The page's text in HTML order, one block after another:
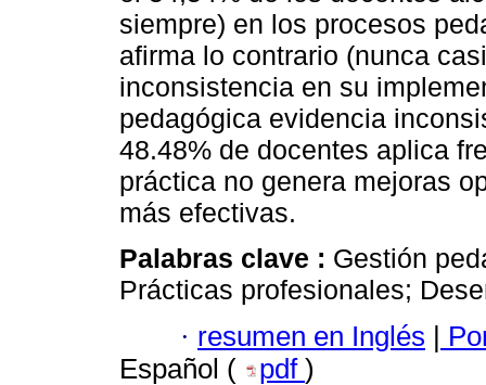
siempre) en los procesos
afirma lo contrario (nunca
inconsistencia en su
pedagógica evidencia
48.48% de docentes aplica
práctica no genera mejoras
más efectivas.
Palabras clave : Gestión
Prácticas profesionales;
· resumen en Inglés |
Español (
pdf )